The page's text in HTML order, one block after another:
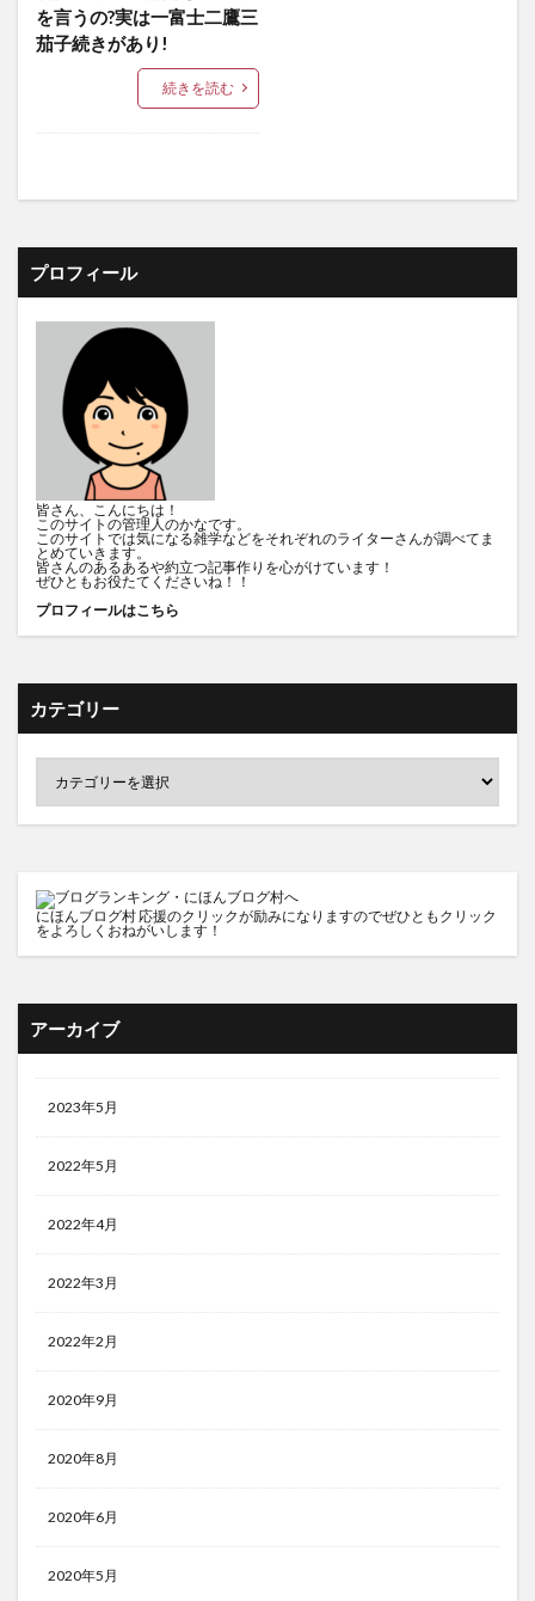
を言うの?実は一富士二鷹三
茄子続きがあり!
続きを読む
プロフィール
皆さん、こんにちは！
このサイトの管理人のかなです。
このサイトでは気になる雑学などをそれぞれのライターさんが調べてま
とめていきます。
皆さんのあるあるや約立つ記事作りを心がけています！
ぜひともお役たてくださいね！！
プロフィールはこちら
カテゴリー
にほんブログ村 応援のクリックが励みになりますのでぜひともクリック
をよろしくおねがいします！
アーカイブ
2023年5月
2022年5月
2022年4月
2022年3月
2022年2月
2020年9月
2020年8月
2020年6月
2020年5月